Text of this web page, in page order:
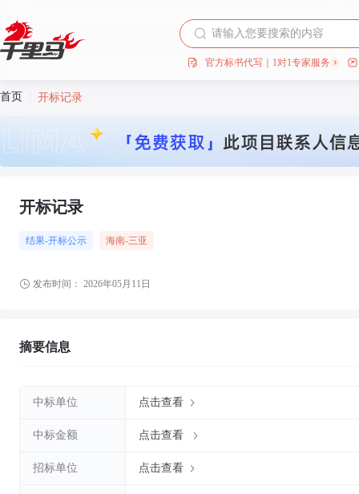
官方标书代写｜1对1专家服务
首页 开标记录
开标记录
结果-开标公示 海南-三亚
发布时间： 2026年05月11日
摘要信息
中标单位 点击查看
中标金额 点击查看
招标单位 点击查看